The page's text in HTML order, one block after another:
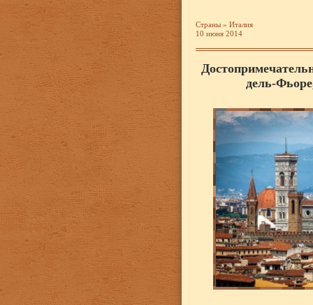
Страны » Италия
10 июня 2014
дель-